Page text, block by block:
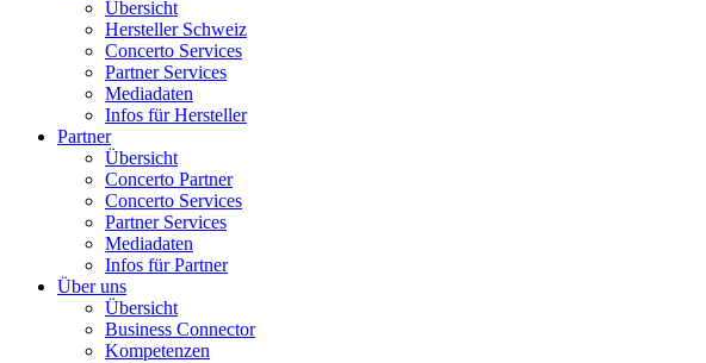
Übersicht
Hersteller Schweiz
Concerto Services
Partner Services
Mediadaten
Infos für Hersteller
Partner
Übersicht
Concerto Partner
Concerto Services
Partner Services
Mediadaten
Infos für Partner
Über uns
Übersicht
Business Connector
Kompetenzen